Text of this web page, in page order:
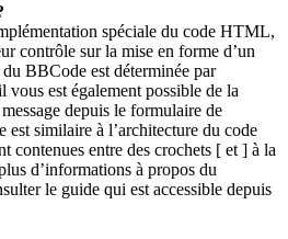
spéciale du code HTML,
contrôle sur la mise en forme d’un
BBCode est déterminée par
vous est également possible de la
depuis le formulaire de
similaire à l’architecture du code
contenues entre des crochets [ et ] à la
d’informations à propos du
le guide qui est accessible depuis